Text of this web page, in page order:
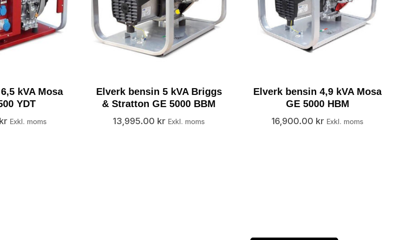
kVA Mosa
YDT
kr Exkl. moms
Elverk bensin 5 kVA Briggs
& Stratton GE 5000 BBM
13,995.00 kr Exkl. moms
Elverk bensin 4,9 kVA Mosa
GE 5000 HBM
16,900.00 kr Exkl. moms